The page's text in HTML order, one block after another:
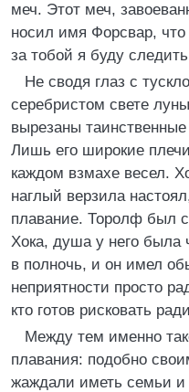
меч. Этот меч,
носил имя Форсвар,
за тобой я буду
Не сводя глаз с
серебристом свете
вырезаны
Лишь его широкие
каждом взмахе весел.
наглый верзила
плавание. Торолф был
Хока, душа у него была
в полночь, и он имел
неприятности просто
кто готов рисковать
Между тем именно
плавания: подобно
жаждали иметь семьи